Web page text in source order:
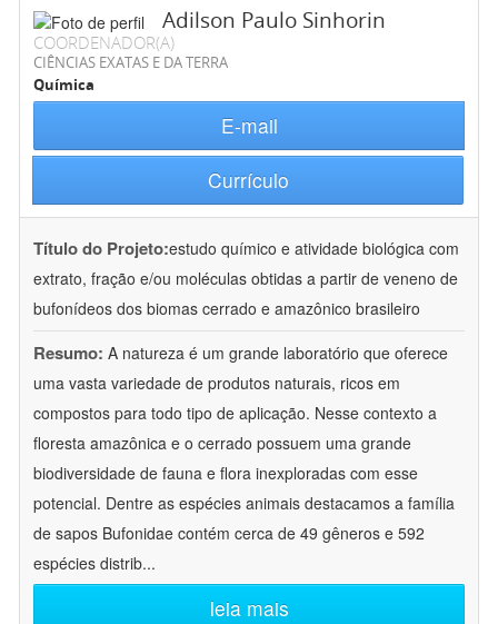
Adilson Paulo Sinhorin
COORDENADOR(A)
CIÊNCIAS EXATAS E DA TERRA
Química
E-mail
Currículo
Título do Projeto:estudo químico e atividade biológica com
extrato, fração e/ou moléculas obtidas a partir de veneno de
bufonídeos dos biomas cerrado e amazônico brasileiro
Resumo: A natureza é um grande laboratório que oferece
uma vasta variedade de produtos naturais, ricos em
compostos para todo tipo de aplicação. Nesse contexto a
floresta amazônica e o cerrado possuem uma grande
biodiversidade de fauna e flora inexploradas com esse
potencial. Dentre as espécies animais destacamos a família
de sapos Bufonidae contém cerca de 49 gêneros e 592
espécies distrib...
leia mais